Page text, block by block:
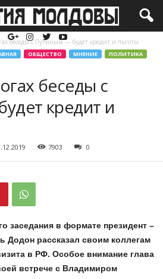
беседы с Путиным — будет кредит и льготы
ОБЩЕСТВО МНЕНИЕ
ПОЛИТИКА
беседы с
кредит и
7903 0
заседания в формате президент –
Додон рассказал своим коллегам
в РФ. Особое внимание глава
встрече с Владимиром